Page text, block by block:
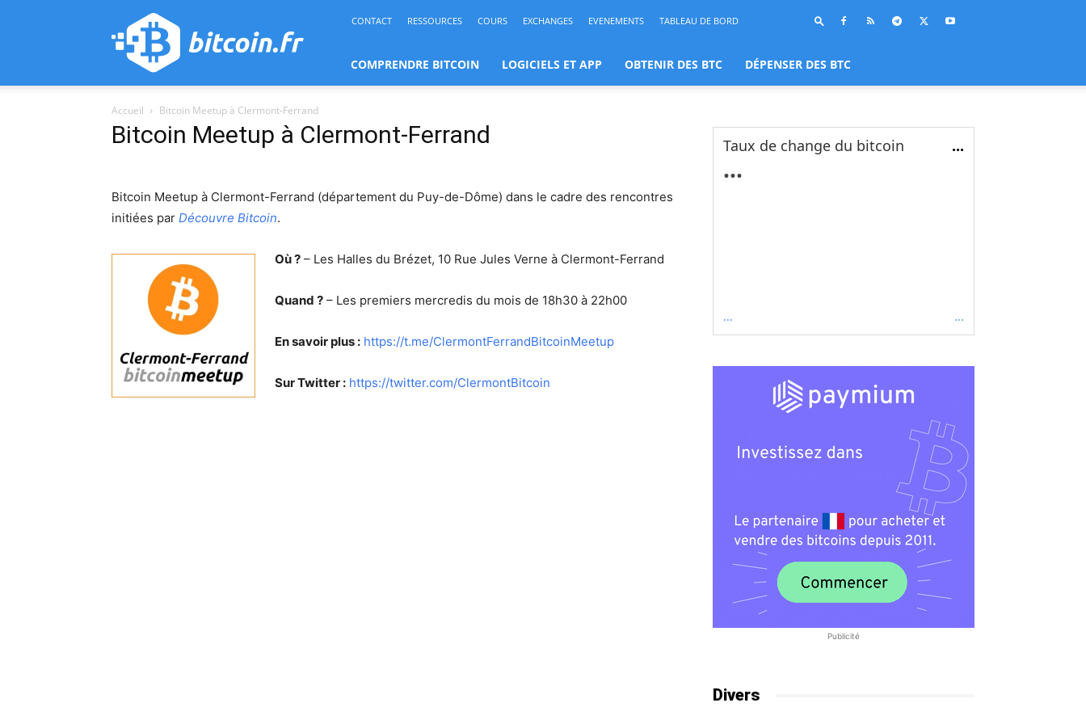
bitcoin.fr
CONTACT RESSOURCES COURS EXCHANGES EVENEMENTS TABLEAU DE BORD
COMPRENDRE BITCOIN LOGICIELS ET APP OBTENIR DES BTC DÉPENSER DES BTC
Accueil Bitcoin Meetup à Clermont-Ferrand
Bitcoin Meetup à Clermont-Ferrand
Bitcoin Meetup à Clermont-Ferrand (département du Puy-de-Dôme) dans le cadre des rencontres
initiées par Découvre Bitcoin.
Où ? – Les Halles du Brézet, 10 Rue Jules Verne à Clermont-Ferrand
Quand ? – Les premiers mercredis du mois de 18h30 à 22h00
En savoir plus : https://t.me/ClermontFerrandBitcoinMeetup
Sur Twitter : https://twitter.com/ClermontBitcoin
Taux de change du bitcoin ...
...
... ...
Publicité
Divers